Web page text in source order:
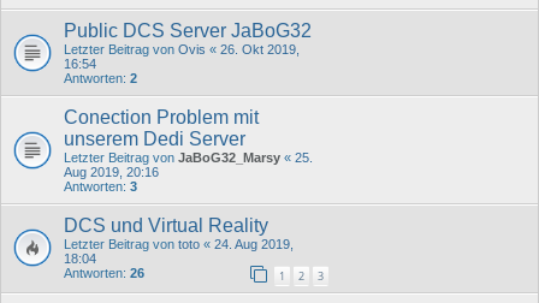
Public DCS Server JaBoG32
Letzter Beitrag von Ovis « 26. Okt 2019,
16:54
Antworten: 2
Conection Problem mit
unserem Dedi Server
Letzter Beitrag von JaBoG32_Marsy « 25.
Aug 2019, 20:16
Antworten: 3
DCS und Virtual Reality
Letzter Beitrag von toto « 24. Aug 2019,
18:04
Antworten: 26 1 2 3